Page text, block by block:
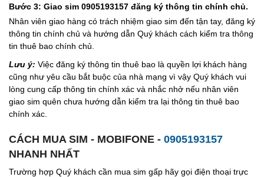
Bước 3: Giao sim 0905193157 đăng ký thông tin chính chủ.
Nhân viên giao hàng có trách nhiệm giao sim đến tận tay, đăng ký
thông tin chính chủ và hướng dẫn Quý khách cách kiểm tra thông
tin thuê bao chính chủ.
Lưu ý: Việc đăng ký thông tin thuê bao là quyền lợi khách hàng
cũng như yêu cầu bắt buộc của nhà mạng vì vậy Quý khách vui
lòng cung cấp thông tin chính xác và nhắc nhở nếu nhân viên
giao sim quên chưa hướng dẫn kiểm tra lại thông tin thuê bao
chính xác.
CÁCH MUA SIM - MOBIFONE - 0905193157
NHANH NHẤT
Trường hợp Quý khách cần mua sim gấp hãy gọi điện thoại trực